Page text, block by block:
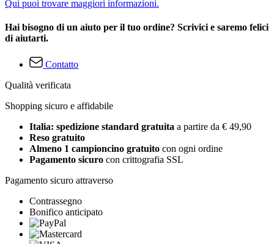
Qui puoi trovare maggiori informazioni.
Hai bisogno di un aiuto per il tuo ordine? Scrivici e saremo felici
di aiutarti.
Contatto
Qualità verificata
Shopping sicuro e affidabile
Italia: spedizione standard gratuita a partire da € 49,90
Reso gratuito
Almeno 1 campioncino gratuito con ogni ordine
Pagamento sicuro con crittografia SSL
Pagamento sicuro attraverso
Contrassegno
Bonifico anticipato